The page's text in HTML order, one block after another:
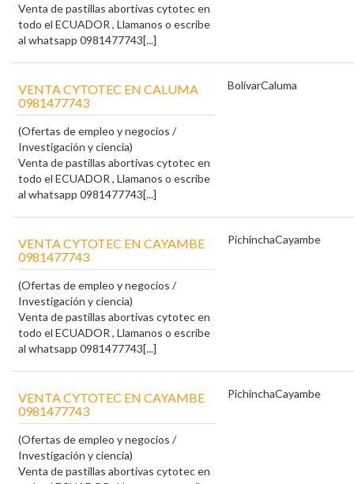
Venta de pastillas abortivas cytotec en
todo el ECUADOR , Llamanos o escribe
al whatsapp 0981477743[...]
VENTA CYTOTEC EN CALUMA
0981477743
(Ofertas de empleo y negocios /
Investigación y ciencia)
Venta de pastillas abortivas cytotec en
todo el ECUADOR , Llamanos o escribe
al whatsapp 0981477743[...]
BolívarCaluma
VENTA CYTOTEC EN CAYAMBE
0981477743
(Ofertas de empleo y negocios /
Investigación y ciencia)
Venta de pastillas abortivas cytotec en
todo el ECUADOR , Llamanos o escribe
al whatsapp 0981477743[...]
PichinchaCayambe
VENTA CYTOTEC EN CAYAMBE
0981477743
(Ofertas de empleo y negocios /
Investigación y ciencia)
Venta de pastillas abortivas cytotec en
PichinchaCayambe